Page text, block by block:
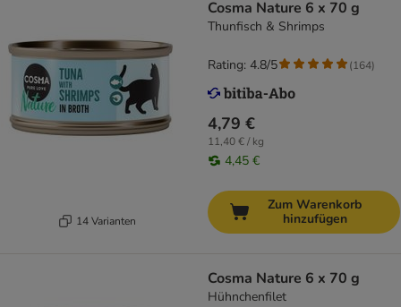
14 Varianten
Cosma Nature 6 x 70 g
Thunfisch & Shrimps
4,79 €
11,40 € / kg
4,45 €
Rating: 4.8/5 (164)
Zum Warenkorb
hinzufügen
Cosma Nature 6 x 70 g
Hühnchenfilet